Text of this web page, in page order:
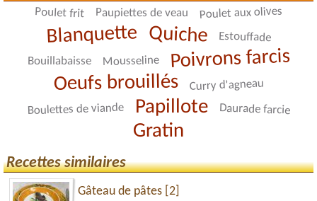
Poulet frit Paupiettes de veau Poulet aux olives
Blanquette Quiche Estouffade
Bouillabaisse Mousseline Poivrons farcis
Oeufs brouillés Curry d'agneau
Boulettes de viande Papillote Daurade farcie
Gratin
Recettes similaires
Gâteau de pâtes [2]